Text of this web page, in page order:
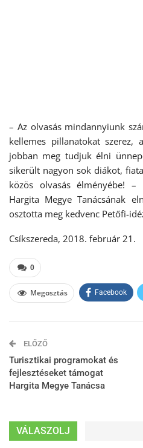
– Az olvasás mindannyiunk
kellemes pillanatokat szerez,
jobban meg tudjuk élni
sikerült nagyon sok diákot,
közös olvasás élményébe! –
Hargita Megye Tanácsának
osztotta meg kedvenc Petőfi-
Csíkszereda, 2018. február 21.
0
Megosztás Facebook
ELŐZŐ
Turisztikai programokat és
fejlesztéseket támogat
Hargita Megye Tanácsa
VÁLASZOLJ